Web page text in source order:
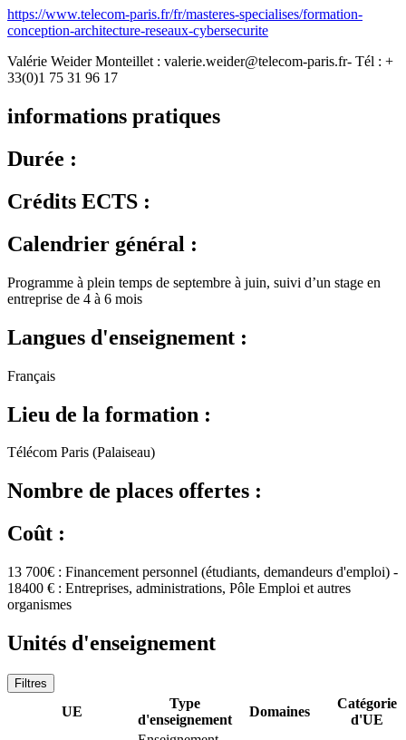
https://www.telecom-paris.fr/fr/masteres-specialises/formation-
conception-architecture-reseaux-cybersecurite
Valérie Weider Monteillet : valerie.weider@telecom-paris.fr- Tél : +
33(0)1 75 31 96 17
informations pratiques
Durée :
Crédits ECTS :
Calendrier général :
Programme à plein temps de septembre à juin, suivi d’un stage en
entreprise de 4 à 6 mois
Langues d'enseignement :
Français
Lieu de la formation :
Télécom Paris (Palaiseau)
Nombre de places offertes :
Coût :
13 700€ : Financement personnel (étudiants, demandeurs d'emploi) -
18400 € : Entreprises, administrations, Pôle Emploi et autres
organismes
Unités d'enseignement
Filtres
UE
Type
d'enseignement
Domaines
Catégorie
d'UE